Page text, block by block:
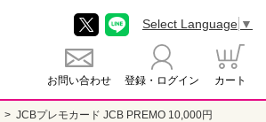
お問い合わせ 登録・ログイン カート
Select Language ▼
JCBプレモカード JCB PREMO 10,000円